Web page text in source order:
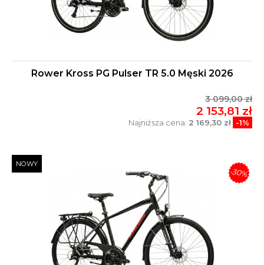
Rower Kross PG Pulser TR 5.0 Męski 2026
3 099,00 zł
2 153,81 zł
Najniższa cena: 2 169,30 zł -1%
NOWY
-30%